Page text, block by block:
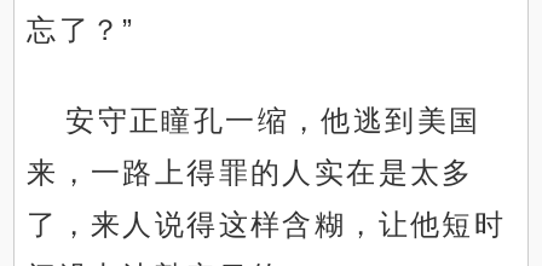
忘了？”
安守正瞳孔一缩，他逃到美国
来，一路上得罪的人实在是太多
了，来人说得这样含糊，让他短时